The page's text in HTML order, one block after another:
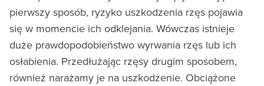
pierwszy sposób, ryzyko uszkodzenia rzęs pojawia
się w momencie ich odklejania. Wówczas istnieje
duże prawdopodobieństwo wyrwania rzęs lub ich
osłabienia. Przedłużając rzęsy drugim sposobem,
również narażamy je na uszkodzenie. Obciążone